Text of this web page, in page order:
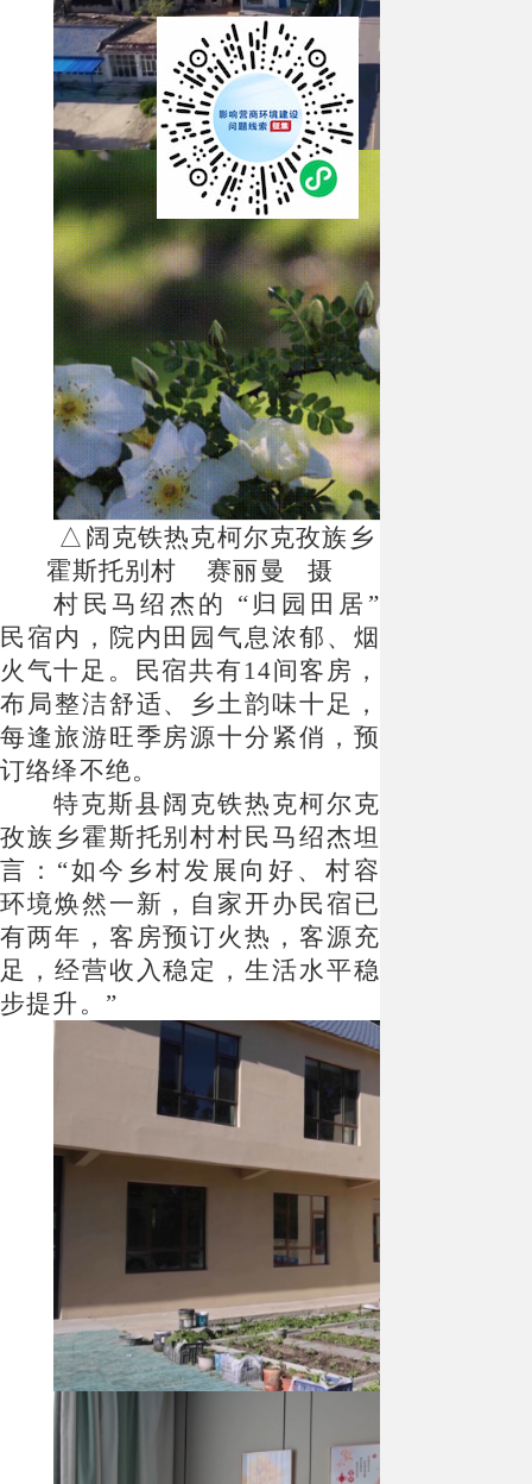
△阔克铁热克柯尔克孜族乡
霍斯托别村 赛丽曼 摄
村民马绍杰的 “归园田居”
民宿内，院内田园气息浓郁、烟
火气十足。民宿共有14间客房，
布局整洁舒适、乡土韵味十足，
每逢旅游旺季房源十分紧俏，预
订络绎不绝。
特克斯县阔克铁热克柯尔克
孜族乡霍斯托别村村民马绍杰坦
言： “如今乡村发展向好、村容
环境焕然一新，自家开办民宿已
有两年，客房预订火热，客源充
足，经营收入稳定，生活水平稳
步提升。”